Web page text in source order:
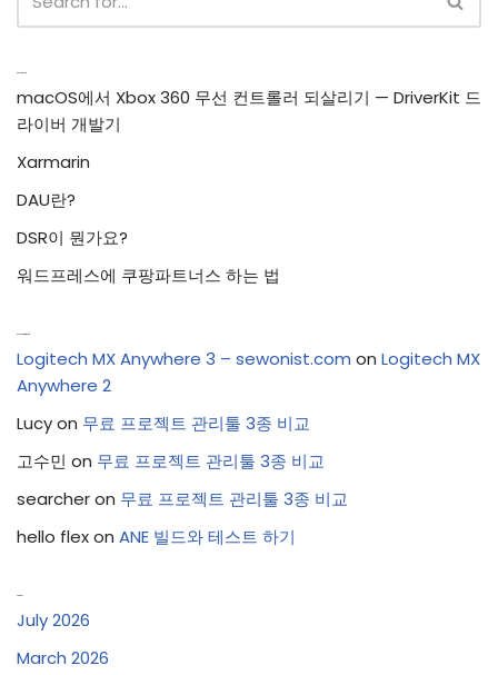
macOS에서 Xbox 360 무선 컨트롤러 되살리기 — DriverKit 드
라이버 개발기
Xarmarin
DAU란?
DSR이 뭔가요?
워드프레스에 쿠팡파트너스 하는 법
Logitech MX Anywhere 3 – sewonist.com on Logitech MX
Anywhere 2
Lucyon 무료 프로젝트 관리툴 3종 비교
고수민 on 무료 프로젝트 관리툴 3종 비교
searcheron 무료 프로젝트 관리툴 3종 비교
hello flexon ANE 빌드와 테스트 하기
July 2026
March 2026